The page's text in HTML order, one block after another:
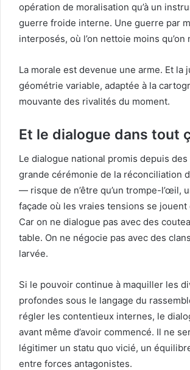
opération de moralisation qu’à un
guerre froide interne. Une guerre par
interposés, où l’on nettoie moins qu’on
La morale est devenue une arme. Et la
géométrie variable, adaptée à la
mouvante des rivalités du moment.
Et le dialogue dans tout
Le dialogue national promis depuis
grande cérémonie de la réconciliation
— risque de n’être qu’un trompe-l’œil,
façade où les vraies tensions se jouent
Car on ne dialogue pas avec des
table. On ne négocie pas avec des
larvée.
Si le pouvoir continue à maquiller les
profondes sous le langage du
régler les contentieux internes, le
avant même d’avoir commencé. Il ne
légitimer un statu quo vicié, un
entre forces antagonistes.